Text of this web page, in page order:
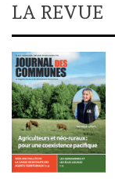
LA REVUE